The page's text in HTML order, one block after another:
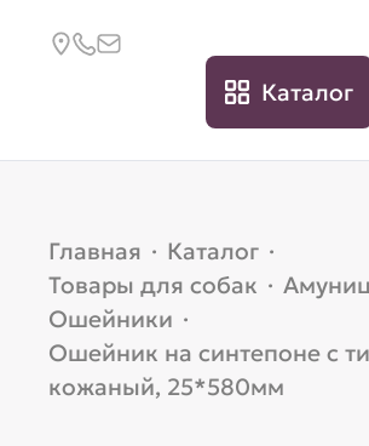
Каталог
Главная · Каталог ·
Товары для собак ·
Ошейники ·
Ошейник на синтепоне с
кожаный, 25*580мм